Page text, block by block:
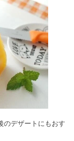
のデザートにもおす